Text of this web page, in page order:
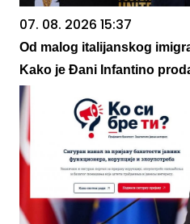
07. 08. 2026 15:37
Od malog italijanskog
Kako je Đani Infantino